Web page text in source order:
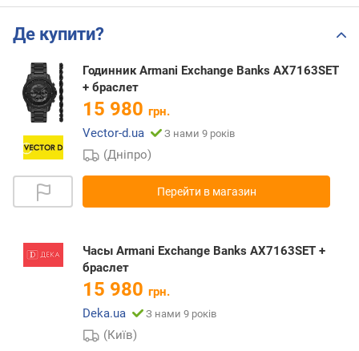
Де купити?
Годинник Armani Exchange Banks AX7163SET
+ браслет
15 980 грн.
Vector-d.ua
З нами 9 років
(Дніпро)
Перейти в магазин
Часы Armani Exchange Banks AX7163SET +
браслет
15 980 грн.
Deka.ua
З нами 9 років
(Київ)